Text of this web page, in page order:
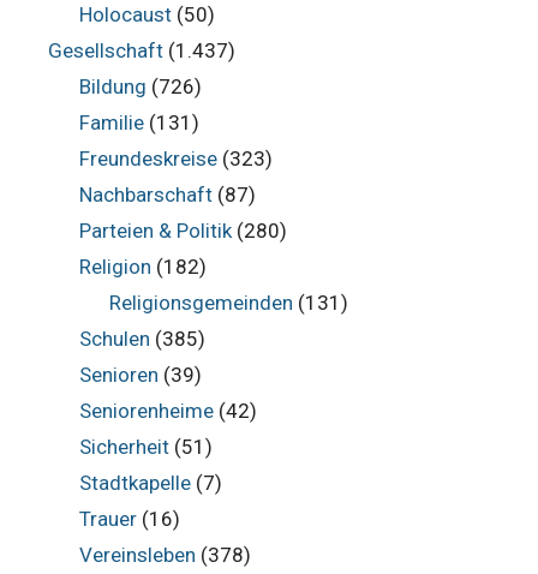
Holocaust(50)
Gesellschaft (1.437)
Bildung (726)
Familie(131)
Freundeskreise(323)
Nachbarschaft(87)
Parteien & Politik(280)
Religion (182)
Religionsgemeinden (131)
Schulen (385)
Senioren (39)
Seniorenheime(42)
Sicherheit(51)
Stadtkapelle(7)
Trauer(16)
Vereinsleben (378)